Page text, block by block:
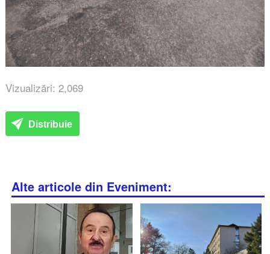
Vizualizări: 2,069
Distribuie
Alte articole din Eveniment: